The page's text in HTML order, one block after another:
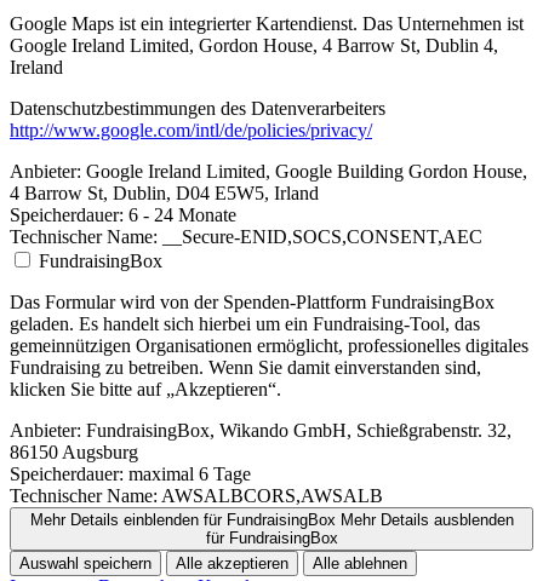
Google Maps ist ein integrierter Kartendienst. Das Unternehmen ist
Google Ireland Limited, Gordon House, 4 Barrow St, Dublin 4,
Ireland
Datenschutzbestimmungen des Datenverarbeiters
http://www.google.com/intl/de/policies/privacy/
Anbieter: Google Ireland Limited, Google Building Gordon House,
4 Barrow St, Dublin, D04 E5W5, Irland
Speicherdauer: 6 - 24 Monate
Technischer Name: __Secure-ENID,SOCS,CONSENT,AEC
FundraisingBox
Das Formular wird von der Spenden-Plattform FundraisingBox
geladen. Es handelt sich hierbei um ein Fundraising-Tool, das
gemeinnützigen Organisationen ermöglicht, professionelles digitales
Fundraising zu betreiben. Wenn Sie damit einverstanden sind,
klicken Sie bitte auf „Akzeptieren“.
Anbieter: FundraisingBox, Wikando GmbH, Schießgrabenstr. 32,
86150 Augsburg
Speicherdauer: maximal 6 Tage
Technischer Name: AWSALBCORS,AWSALB
Mehr Details einblendenfür FundraisingBox Mehr Details ausblenden
für FundraisingBox
Auswahl speichern
Alle akzeptieren Alle ablehnen